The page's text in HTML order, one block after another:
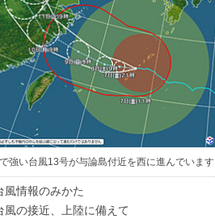
強い台風13号が与論島付近を西に進んでいます
風情報のみかた
風の接近、上陸に備えて